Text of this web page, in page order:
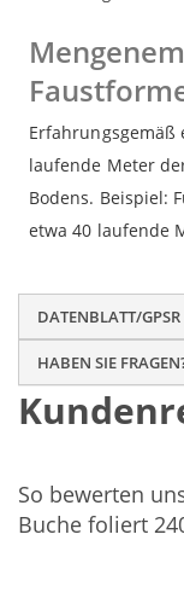
laufende Meter
Bodens. Beispiel:
etwa 40 laufende
DATENBLATT/GPSR
HABEN SIE
So bewerten
Buche foliert